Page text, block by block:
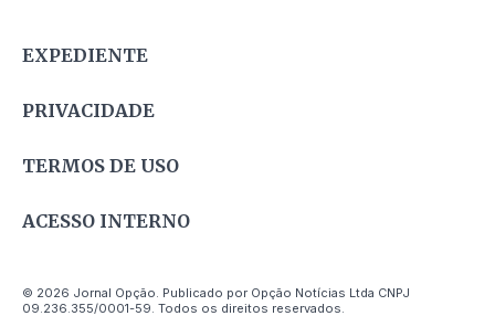
EXPEDIENTE
PRIVACIDADE
TERMOS DE USO
ACESSO INTERNO
© 2026 Jornal Opção. Publicado por Opção Notícias Ltda CNPJ
09.236.355/0001-59. Todos os direitos reservados.